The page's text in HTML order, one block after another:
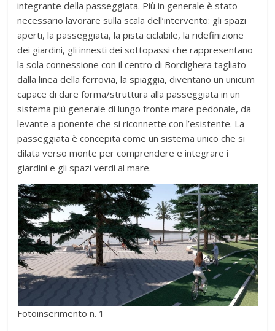
integrante della passeggiata. Più in generale è stato
necessario lavorare sulla scala dell’intervento: gli spazi
aperti, la passeggiata, la pista ciclabile, la ridefinizione
dei giardini, gli innesti dei sottopassi che rappresentano
la sola connessione con il centro di Bordighera tagliato
dalla linea della ferrovia, la spiaggia, diventano un unicum
capace di dare forma/struttura alla passeggiata in un
sistema più generale di lungo fronte mare pedonale, da
levante a ponente che si riconnette con l’esistente. La
passeggiata è concepita come un sistema unico che si
dilata verso monte per comprendere e integrare i
giardini e gli spazi verdi al mare.
Fotoinserimento n. 1